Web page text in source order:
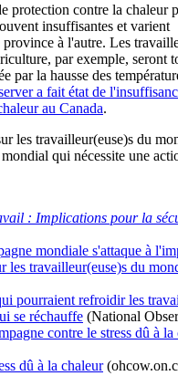
protection contre la chaleur
insuffisantes et varient
à l'autre. Les
par exemple, seront
par la hausse des
a fait état de
au Canada.
les travailleur(euse)s du
qui nécessite une
: Implications pour la
mondiale s'attaque à
les travailleur(euse)s du
pourraient refroidir les
se réchauffe (National
contre le stress dû à la
dû à la chaleur